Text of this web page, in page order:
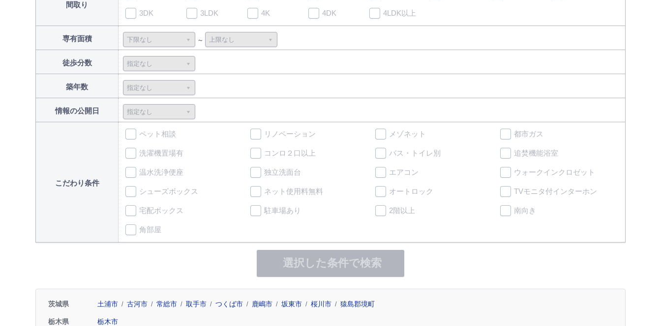
間取り
3DK 3LDK 4K 4DK 4LDK以上
専有面積
徒歩分数
築年数
情報の公開日
こだわり条件
ペット相談 リノベーション メゾネット 都市ガス
洗濯機置場有 コンロ２口以上 バス・トイレ別 追焚機能浴室
温水洗浄便座 独立洗面台 エアコン ウォークインクロゼット
シューズボックス ネット使用料無料 オートロック TVモニタ付インターホン
宅配ボックス 駐車場あり 2階以上 南向き
角部屋
選択した条件で検索
茨城県 土浦市 古河市 常総市 取手市 つくば市 鹿嶋市 坂東市 桜川市 猿島郡境町
栃木県 栃木市